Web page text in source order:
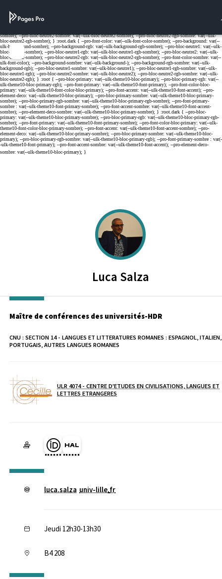
Menu
Luca Salza
Maître de conférences des universités-HDR
CNU : SECTION 14 - LANGUES ET LITTERATURES ROMANES : ESPAGNOL, ITALIEN,
PORTUGAIS, AUTRES LANGUES ROMANES
Laboratoire / équipeULR 4074 - CENTRE D'ETUDES EN CIVILISATIONS, LANGUES ET
LETTRES ETRANGERES
Page Orcid du membre (Ouverture dans une nouvelle fenêtre)
HAL luca-salza (Ouverture dans une nouvelle fenêtre)
luca.salza univ-lille.fr
Jeudi 12h30-13h30
B4 208